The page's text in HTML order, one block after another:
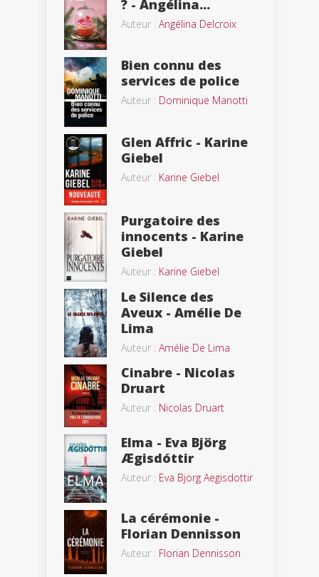
? - Angélina...
Auteur : Angélina Delcroix
Bien connu des
services de police
Auteur : Dominique Manotti
Glen Affric - Karine
Giebel
Auteur : Karine Giebel
Purgatoire des
innocents - Karine
Giebel
Auteur : Karine Giebel
Le Silence des
Aveux - Amélie De
Lima
Auteur : Amélie De Lima
Cinabre - Nicolas
Druart
Auteur : Nicolas Druart
Elma - Eva Björg
Ægisdóttir
Auteur : Eva Björg Aegisdottir
La cérémonie -
Florian Dennisson
Auteur : Florian Dennisson